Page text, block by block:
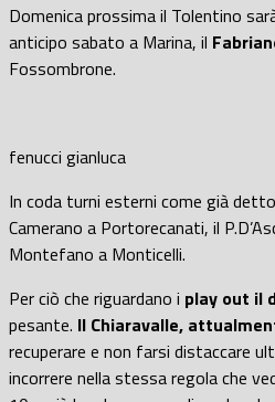
Domenica prossima il Tolentino
anticipo sabato a Marina, il
Fossombrone.
fenucci gianluca
In coda turni esterni come già
Camerano a Portorecanati, il
Montefano a Monticelli.
Per ciò che riguardano i play out il
pesante. Il Chiaravalle,
recuperare e non farsi distaccare
incorrere nella stessa regola che